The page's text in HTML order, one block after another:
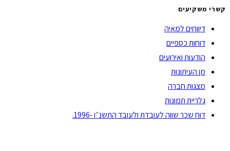
קשרי משקיעים
דיווחים למאיה
דוחות כספיים
הודעות ואירועים
מן העיתונות
מצגות חברה
גלריית תמונות
דוח שכר שווה לעובדת ולעובד התשנ״ו -1996.